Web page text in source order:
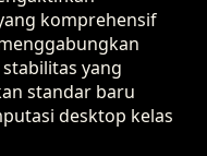
komprehensif
yang
standar baru
desktop kelas